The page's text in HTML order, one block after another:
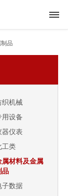
品
织机械
用设备
器仪表
工类
属材料及金属
品
子数据